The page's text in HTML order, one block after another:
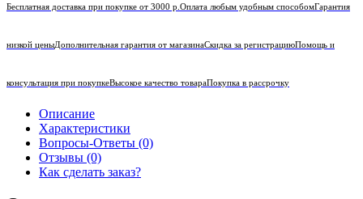
Бесплатная доставка при покупке от 3000 р. Оплата любым удобным способомГарантия
низкой ценыДополнительная гарантия от магазинаСкидка за регистрациюПомощь и
консультация при покупкеВысокое качество товараПокупка в рассрочку
Описание
Характеристики
Вопросы-Ответы (0)
Отзывы (0)
Как сделать заказ?